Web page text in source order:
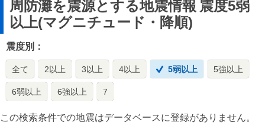
周防灘を震源とする地震情報 震度5弱
以上(マグニチュード・降順)
震度別：
全て 2以上 3以上 4以上 5弱以上 5強以上
6弱以上 6強以上 7
この検索条件での地震はデータベースに登録がありません。